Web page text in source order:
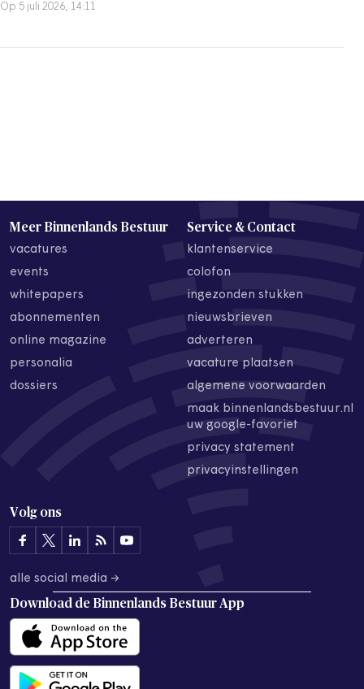
Op 5 juli 2026, 14:11
Meer Binnenlands Bestuur
vacatures
events
whitepapers
abonnementen
online magazine
personalia
dossiers
Service & Contact
klantenservice
colofon
ingezonden stukken
nieuwsbrieven
adverteren
vacature plaatsen
algemene voorwaarden
maak binnenlandsbestuur.nl
uw google-favoriet
privacy statement
privacyinstellingen
Volg ons
alle social media →
Download de Binnenlands Bestuur App